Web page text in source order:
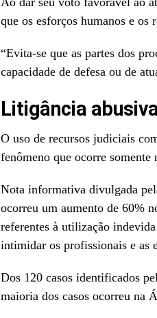
que os esforços humanos e os
“Evita-se que as partes dos
capacidade de defesa ou de
Litigância
O uso de recursos judiciais
fenômeno que ocorre somente
Nota informativa divulgada
ocorreu um aumento de 60%
referentes à utilização
intimidar os profissionais e as
Dos 120 casos identificados
maioria dos casos ocorreu na